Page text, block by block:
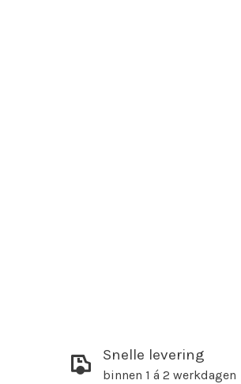
Snelle levering
binnen 1 á 2 werkdagen